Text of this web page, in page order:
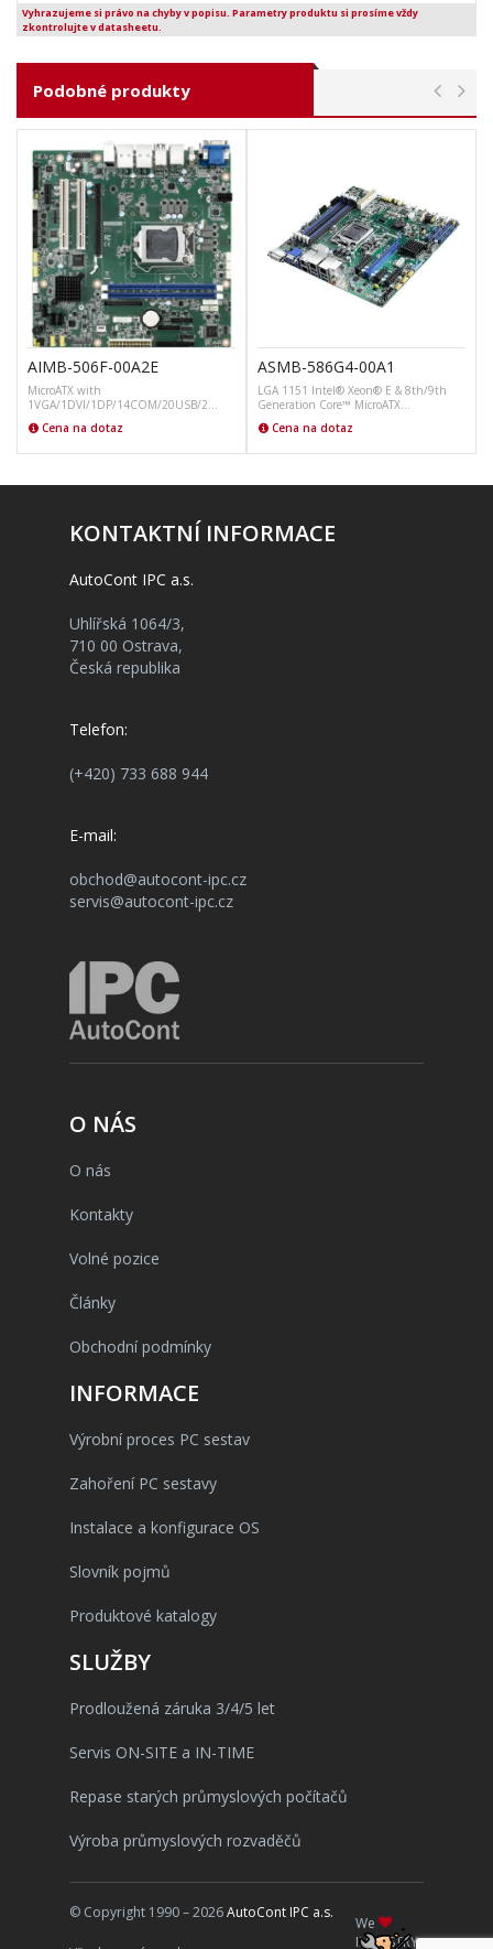
Vyhrazujeme si právo na chyby v popisu. Parametry produktu si prosíme vždy
zkontrolujte v datasheetu.
Podobné produkty
AIMB-506F-00A2E
MicroATX with
1VGA/1DVI/1DP/14COM/20USB/2
PCIx1
Cena na dotaz
ASMB-586G4-00A1
LGA 1151 Intel® Xeon® E & 8th/9th
Generation Core™ MicroATX…
Cena na dotaz
KONTAKTNÍ INFORMACE
AutoCont IPC a.s.
Uhlířská 1064/3,
710 00 Ostrava,
Česká republika
Telefon:
(+420) 733 688 944
E-mail:
obchod@autocont-ipc.cz
servis@autocont-ipc.cz
O NÁS
O nás
Kontakty
Volné pozice
Články
Obchodní podmínky
INFORMACE
Výrobní proces PC sestav
Zahoření PC sestavy
Instalace a konfigurace OS
Slovník pojmů
Produktové katalogy
SLUŽBY
Prodloužená záruka 3/4/5 let
Servis ON-SITE a IN-TIME
Repase starých průmyslových počítačů
Výroba průmyslových rozvaděčů
© Copyright 1990 – 2026AutoCont IPC a.s.
We
INDUSTRY